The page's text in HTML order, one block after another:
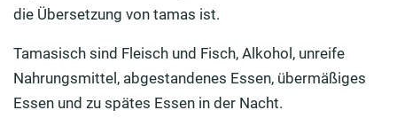
die Übersetzung von tamas ist.
Tamasisch sind Fleisch und Fisch, Alkohol, unreife
Nahrungsmittel, abgestandenes Essen, übermäßiges
Essen und zu spätes Essen in der Nacht.